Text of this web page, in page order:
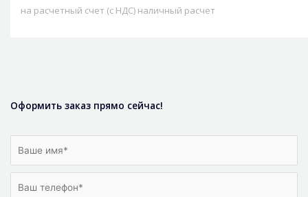
на расчетный счет (с НДС) наличный расчет
Оформить заказ прямо сейчас!